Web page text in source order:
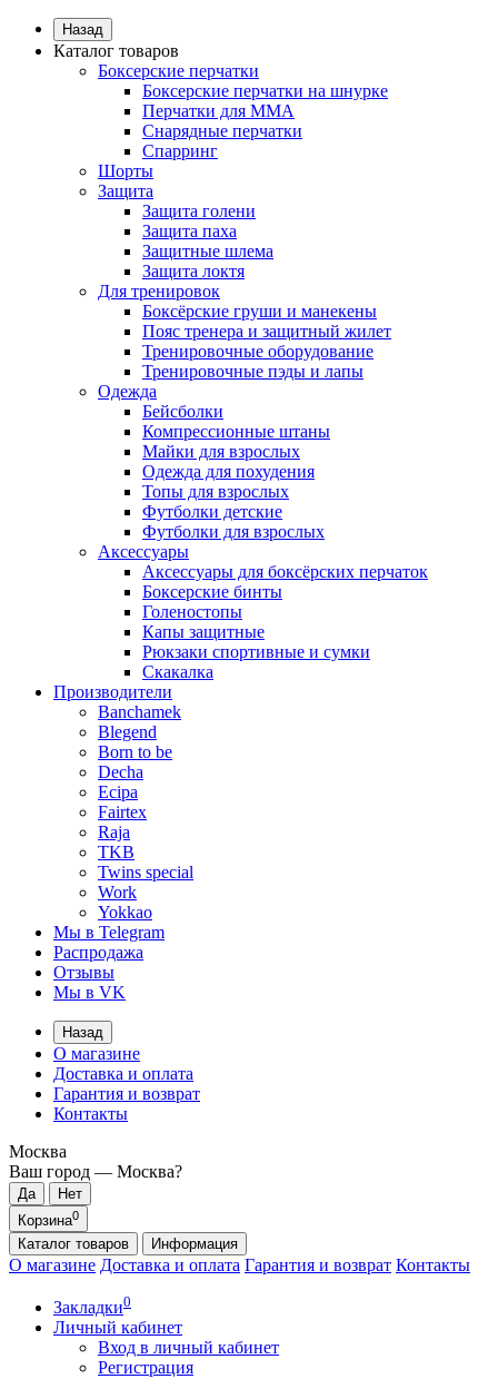
Назад
Каталог товаров
Боксерские перчатки
Боксерские перчатки на шнурке
Перчатки для ММА
Снарядные перчатки
Спарринг
Шорты
Защита
Защита голени
Защита паха
Защитные шлема
Защита локтя
Для тренировок
Боксёрские груши и манекены
Пояс тренера и защитный жилет
Тренировочные оборудование
Тренировочные пэды и лапы
Одежда
Бейсболки
Компрессионные штаны
Майки для взрослых
Одежда для похудения
Топы для взрослых
Футболки детские
Футболки для взрослых
Аксессуары
Аксессуары для боксёрских перчаток
Боксерские бинты
Голеностопы
Капы защитные
Рюкзаки спортивные и сумки
Скакалка
Производители
Banchamek
Blegend
Born to be
Decha
Ecipa
Fairtex
Raja
TKB
Twins special
Work
Yokkao
Мы в Telegram
Распродажа
Отзывы
Мы в VK
Назад
О магазине
Доставка и оплата
Гарантия и возврат
Контакты
Москва
Ваш город — Москва?
Корзина0
Каталог товаров Информация
О магазине Доставка и оплата Гарантия и возврат Контакты
Закладки0
Личный кабинет
Вход в личный кабинет
Регистрация